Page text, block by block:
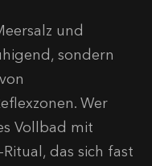
und
sondern
Wer
Vollbad mit
das sich fast